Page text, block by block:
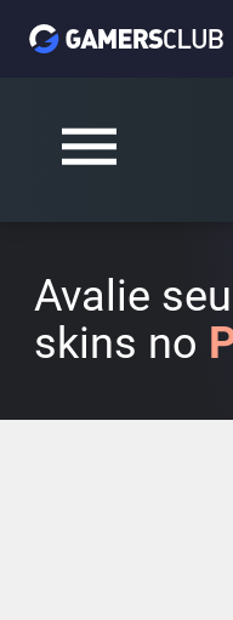
Avalie
skins no